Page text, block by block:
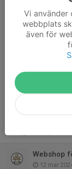
Dela nyhet
Kommentarer
Webshop
12 mar
Vi
webbplats
även för